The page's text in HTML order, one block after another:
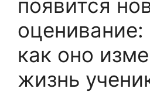
появится
оценивание:
как оно
жизнь